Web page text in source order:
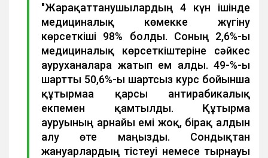
"Жарақаттанушылардың 4 күн ішінде
медициналық көмекке жүгіну
көрсеткіші 98% болды. Соның 2,6%-ы
медициналық көрсеткіштеріне сәйкес
ауруханаларға жатып ем алды. 49-%-ы
шартты 50,6%-ы шартсыз курс бойынша
құтырмаға қарсы антирабикалық
екпемен қамтылды. Құтырма
ауруының арнайы емі жоқ, бірақ алдын
алу өте маңызды. Сондықтан
жануарлардың тістеуі немесе тырнауы